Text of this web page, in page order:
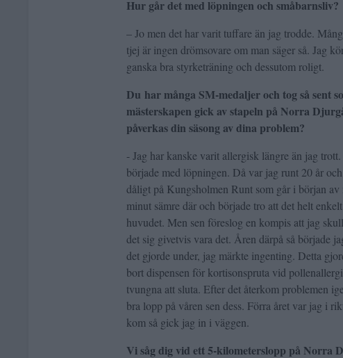
Hur går det med löpningen och småbarnsliv?
– Jo men det har varit tuffare än jag trodde.
tjej är ingen drömsovare om man säger så. Jag
ganska bra styrketräning och dessutom roligt.
Du har många SM-medaljer och tog så sent
mästerskapen gick av stapeln på Norra
påverkas din säsong av dina problem?
- Jag har kanske varit allergisk längre än jag
började med löpningen. Då var jag runt 20 år
dåligt på Kungsholmen Runt som går i början
minut sämre där och började tro att det helt
huvudet. Men sen föreslog en kompis att jag
det sig givetvis vara det. Åren därpå så började
det gjorde under, jag märkte ingenting. Detta
bort dispensen för kortisonspruta vid
tvungna att sluta. Efter det återkom problemen
bra lopp på våren sen dess. Förra året var jag i
kom så gick jag in i väggen.
Vi såg dig vid ett 5-kilometerslopp på Norra